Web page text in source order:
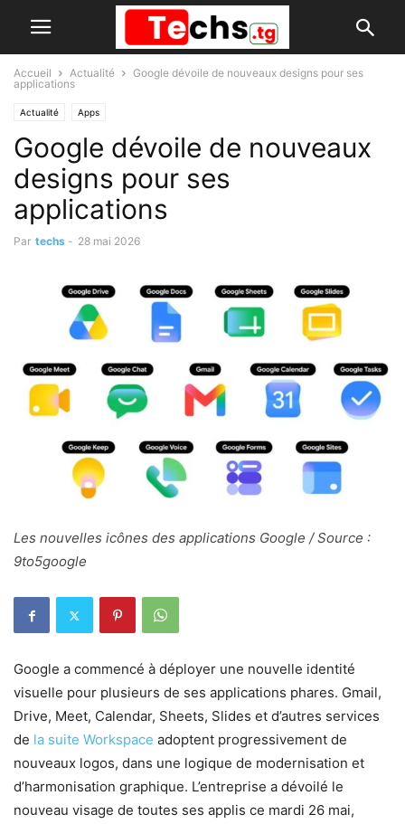
Accueil Actualité
Google dévoile de nouveaux designs pour ses
applications
Actualité Apps
Google dévoile de nouveaux
designs pour ses
applications
Par techs - 28 mai 2026
Les nouvelles icônes des applications Google / Source :
9to5google
Google a commencé à déployer une nouvelle identité
visuelle pour plusieurs de ses applications phares. Gmail,
Drive, Meet, Calendar, Sheets, Slides et d’autres services
de la suite Workspace adoptent progressivement de
nouveaux logos, dans une logique de modernisation et
d’harmonisation graphique. L’entreprise a dévoilé le
nouveau visage de toutes ses applis ce mardi 26 mai,